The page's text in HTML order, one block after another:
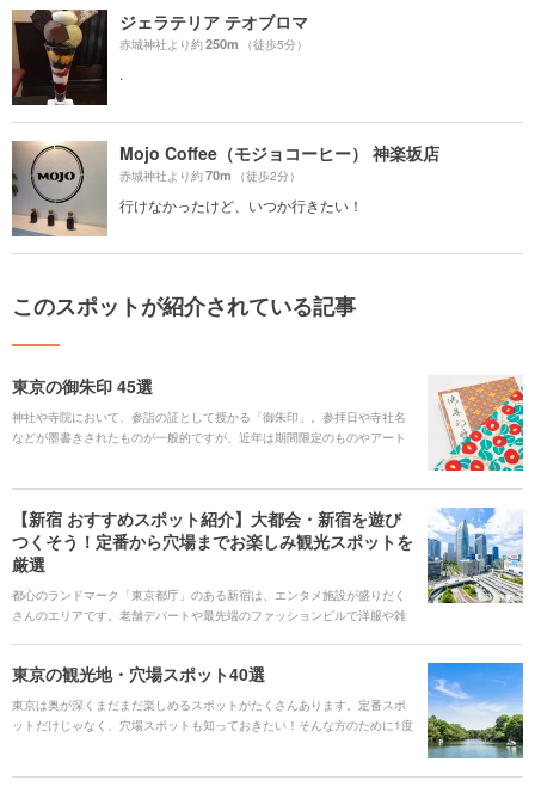
ジェラテリア テオブロマ
赤城神社より約250m （徒歩5分）
.
Mojo Coffee（モジョコーヒー） 神楽坂店
赤城神社より約70m （徒歩2分）
行けなかったけど、いつか行きたい！
このスポットが紹介されている記事
東京の御朱印 45選
神社や寺院において、参詣の証として授かる「御朱印」。参拝日や寺社名
などが墨書きされたものが一般的ですが、近年は期間限定のものやアート
しょう。おすすめスポットを参考に、足を運んでみてくださいね！
【新宿 おすすめスポット紹介】大都会・新宿を遊び
つくそう！定番から穴場までお楽しみ観光スポットを
厳選
都心のランドマーク「東京都庁」のある新宿は、エンタメ施設が盛りだく
さんのエリアです。老舗デパートや最先端のファッションビルで洋服や雑
ち並ぶ一方で、風情ある神楽坂や公園などの自然も残っています。新旧の
魅力が満載の新宿のオススメスポットをご紹介します。
東京の観光地・穴場スポット40選
東京は奥が深くまだまだ楽しめるスポットがたくさんあります。定番スポ
ットだけじゃなく、穴場スポットも知っておきたい！そんな方のために1度